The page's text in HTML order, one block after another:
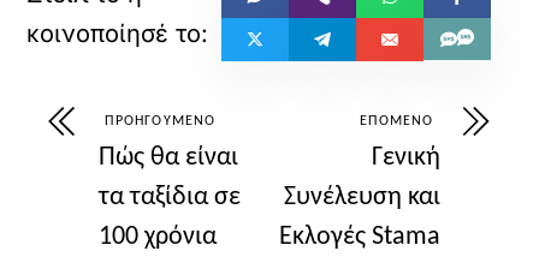
ΠΡΟΗΓΟΎΜΕΝΟ
Πώς θα είναι
τα ταξίδια σε
100 χρόνια
ΕΠΌΜΕΝΟ
Γενική
Συνέλευση και
Εκλογές Stama